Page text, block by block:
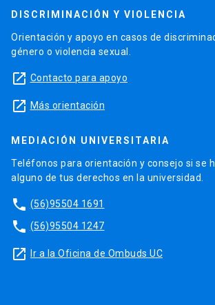
DISCRIMINACIÓN Y VIOLENCIA
Orientación y apoyo en casos de
género o violencia sexual.
launch Contacto para apoyo
launch Más orientación
MEDIACIÓN UNIVERSITARIA
Teléfonos para orientación y consejo si se
alguno de tus derechos en la universidad.
phone (56)95504 1691
phone (56)95504 1247
launch Ir a la Oficina de Ombuds UC